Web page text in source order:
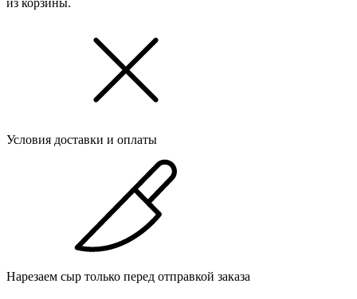
Условия доставки и оплаты
Нарезаем сыр только перед отправкой заказа